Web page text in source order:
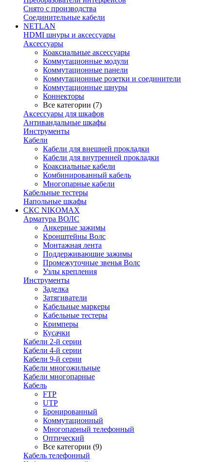
Снято с производства
Соединительные кабели
NETLAN
HDMI шнуры и аксессуары
Аксессуары
Коаксиальные аксессуары
Коммутационные модули
Коммутационные панели
Коммутационные розетки и соединители
Коммутационные шнуры
Коннекторы
Все категории (7)
Аксессуары для шкафов
Антивандальные шкафы
Инструменты
Кабели
Кабели для внешней прокладки
Кабели для внутренней прокладки
Коаксиальные кабели
Комбинированный кабель
Многопарные кабели
Кабельные тестеры
Напольные шкафы
СКС NIKOMAX
Арматура ВОЛС
Анкерные зажимы
Кронштейны Волс
Монтажная лента
Поддерживающие зажимы
Промежуточные звенья Волс
Узлы крепления
Инструменты
Заделка
Затягиватели
Кабельные маркеры
Кабельные тестеры
Кримперы
Кусачки
Кабели 2-й серии
Кабели 4-й серии
Кабели 9-й серии
Кабели многожильные
Кабели многопарные
Кабель
FTP
UTP
Бронированный
Коммутационный
Многопарный телефонный
Оптический
Все категории (9)
Кабель телефонный